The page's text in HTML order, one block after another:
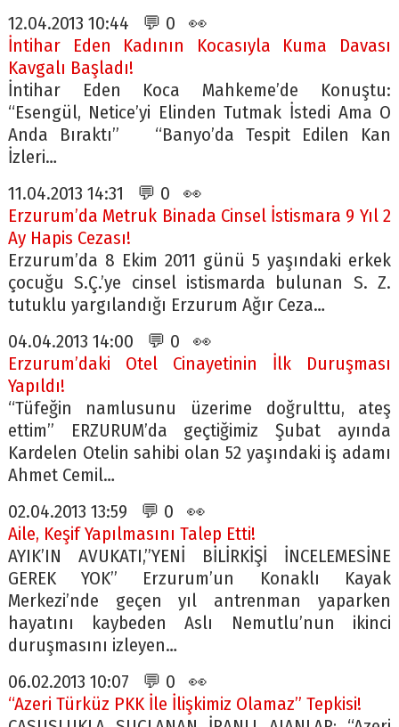
12.04.2013 10:44 💬 0 👀
İntihar Eden Kadının Kocasıyla Kuma Davası
Kavgalı Başladı!
İntihar Eden Koca Mahkeme’de Konuştu:
“Esengül, Netice’yi Elinden Tutmak İstedi Ama O
Anda Bıraktı” “Banyo’da Tespit Edilen Kan
İzleri…
11.04.2013 14:31 💬 0 👀
Erzurum’da Metruk Binada Cinsel İstismara 9 Yıl 2
Ay Hapis Cezası!
Erzurum’da 8 Ekim 2011 günü 5 yaşındaki erkek
çocuğu S.Ç.’ye cinsel istismarda bulunan S. Z.
tutuklu yargılandığı Erzurum Ağır Ceza…
04.04.2013 14:00 💬 0 👀
Erzurum’daki Otel Cinayetinin İlk Duruşması
Yapıldı!
“Tüfeğin namlusunu üzerime doğrulttu, ateş
ettim” ERZURUM’da geçtiğimiz Şubat ayında
Kardelen Otelin sahibi olan 52 yaşındaki iş adamı
Ahmet Cemil…
02.04.2013 13:59 💬 0 👀
Aile, Keşif Yapılmasını Talep Etti!
AYIK’IN AVUKATI,”YENİ BİLİRKİŞİ İNCELEMESİNE
GEREK YOK” Erzurum’un Konaklı Kayak
Merkezi’nde geçen yıl antrenman yaparken
hayatını kaybeden Aslı Nemutlu’nun ikinci
duruşmasını izleyen…
06.02.2013 10:07 💬 0 👀
“Azeri Türküz PKK İle İlişkimiz Olamaz” Tepkisi!